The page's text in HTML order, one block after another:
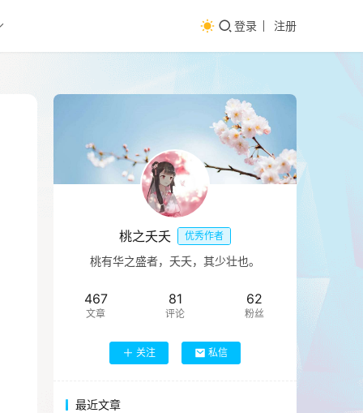
登录 注册
桃之夭夭 优秀作者
桃有华之盛者，夭夭，其少壮也。
467
文章
81
评论
62
粉丝
关注 私信
最近文章